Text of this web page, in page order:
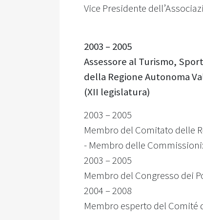
Vice Presidente
2003 – 2005
Assessore al Turismo,
della Regione Autonoma
(XII legislatura)
2003 – 2005
Membro del Comitato delle
- Membro delle
2003 – 2005
Membro del Congresso dei
2004 – 2008
Membro esperto del Comité